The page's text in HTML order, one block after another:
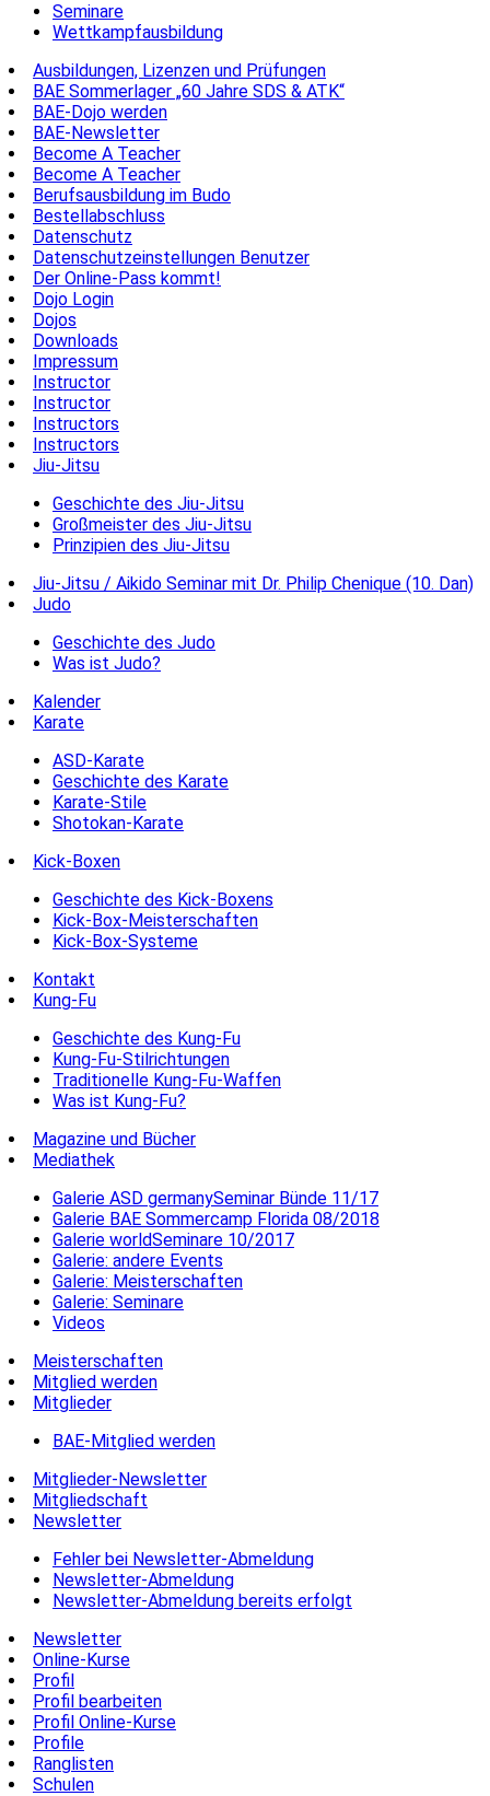
Seminare
Wettkampfausbildung
Ausbildungen, Lizenzen und Prüfungen
BAE Sommerlager „60 Jahre SDS & ATK“
BAE-Dojo werden
BAE-Newsletter
Become A Teacher
Become A Teacher
Berufsausbildung im Budo
Bestellabschluss
Datenschutz
Datenschutzeinstellungen Benutzer
Der Online-Pass kommt!
Dojo Login
Dojos
Downloads
Impressum
Instructor
Instructor
Instructors
Instructors
Jiu-Jitsu
Geschichte des Jiu-Jitsu
Großmeister des Jiu-Jitsu
Prinzipien des Jiu-Jitsu
Jiu-Jitsu / Aikido Seminar mit Dr. Philip Chenique (10. Dan)
Judo
Geschichte des Judo
Was ist Judo?
Kalender
Karate
ASD-Karate
Geschichte des Karate
Karate-Stile
Shotokan-Karate
Kick-Boxen
Geschichte des Kick-Boxens
Kick-Box-Meisterschaften
Kick-Box-Systeme
Kontakt
Kung-Fu
Geschichte des Kung-Fu
Kung-Fu-Stilrichtungen
Traditionelle Kung-Fu-Waffen
Was ist Kung-Fu?
Magazine und Bücher
Mediathek
Galerie ASD germanySeminar Bünde 11/17
Galerie BAE Sommercamp Florida 08/2018
Galerie worldSeminare 10/2017
Galerie: andere Events
Galerie: Meisterschaften
Galerie: Seminare
Videos
Meisterschaften
Mitglied werden
Mitglieder
BAE-Mitglied werden
Mitglieder-Newsletter
Mitgliedschaft
Newsletter
Fehler bei Newsletter-Abmeldung
Newsletter-Abmeldung
Newsletter-Abmeldung bereits erfolgt
Newsletter
Online-Kurse
Profil
Profil bearbeiten
Profil Online-Kurse
Profile
Ranglisten
Schulen